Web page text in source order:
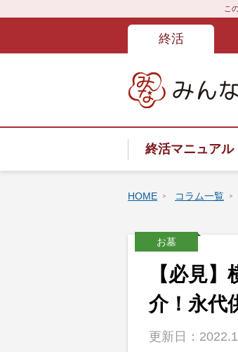
こ
終活
終活マニュアル
終活サービス
終活あんしん
遺言書
散骨
HOME コラム一覧
お墓
【必見
介！永代
更新日：